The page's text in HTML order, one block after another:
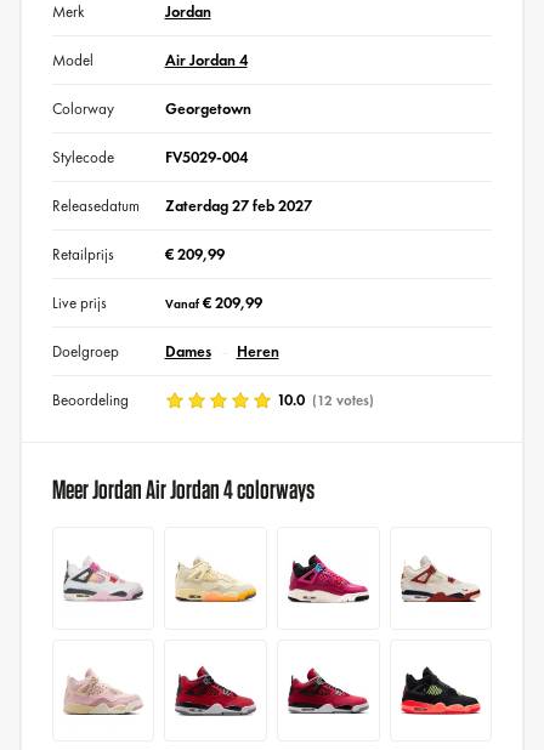
Merk Jordan
Model Air Jordan 4
Colorway Georgetown
Stylecode FV5029-004
Releasedatum Zaterdag 27 feb 2027
Retailprijs € 209,99
Live prijs Vanaf€ 209,99
Doelgroep Dames Heren
Beoordeling 10.0 (12 votes)
Meer Jordan Air Jordan 4 colorways